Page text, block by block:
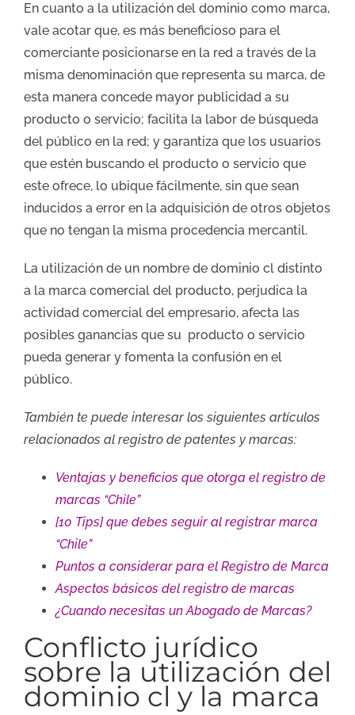
En cuanto a la utilización del dominio como marca,
vale acotar que, es más beneficioso para el
comerciante posicionarse en la red a través de la
misma denominación que representa su marca, de
esta manera concede mayor publicidad a su
producto o servicio; facilita la labor de búsqueda
del público en la red; y garantiza que los usuarios
que estén buscando el producto o servicio que
este ofrece, lo ubique fácilmente, sin que sean
inducidos a error en la adquisición de otros objetos
que no tengan la misma procedencia mercantil.
La utilización de un nombre de dominio cl distinto
a la marca comercial del producto, perjudica la
actividad comercial del empresario, afecta las
posibles ganancias que su producto o servicio
pueda generar y fomenta la confusión en el
público.
También te puede interesar los siguientes artículos
relacionados al registro de patentes y marcas:
Ventajas y beneficios que otorga el registro de
marcas “Chile”
[10 Tips] que debes seguir al registrar marca
“Chile”
Puntos a considerar para el Registro de Marca
Aspectos básicos del registro de marcas
¿Cuando necesitas un Abogado de Marcas?
Conflicto jurídico
sobre la utilización del
dominio cl y la marca